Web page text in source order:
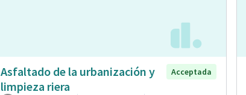
Asfaltado de la urbanización y
limpieza riera
Acceptada